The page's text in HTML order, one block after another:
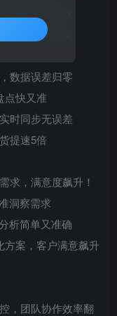
资料快速调取
避免任务冲突
数据误差归零
点快又准
时同步无误差
提速5倍
求，满意度飙升！
洞察需求
析简单又准确
方案，客户满意飙升
，团队协作效率翻